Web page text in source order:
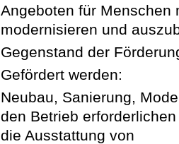
Angeboten für Menschen
modernisieren und
Gegenstand der
Gefördert werden:
Neubau, Sanierung,
den Betrieb
die Ausstattung von